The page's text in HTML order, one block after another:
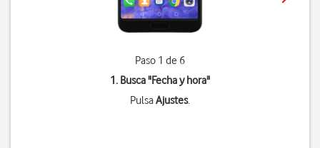
Paso 1 de 6
1. Busca "Fecha y hora"
PulsaAjustes.